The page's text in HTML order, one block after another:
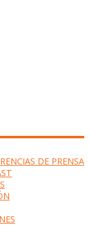
DE PRENSA